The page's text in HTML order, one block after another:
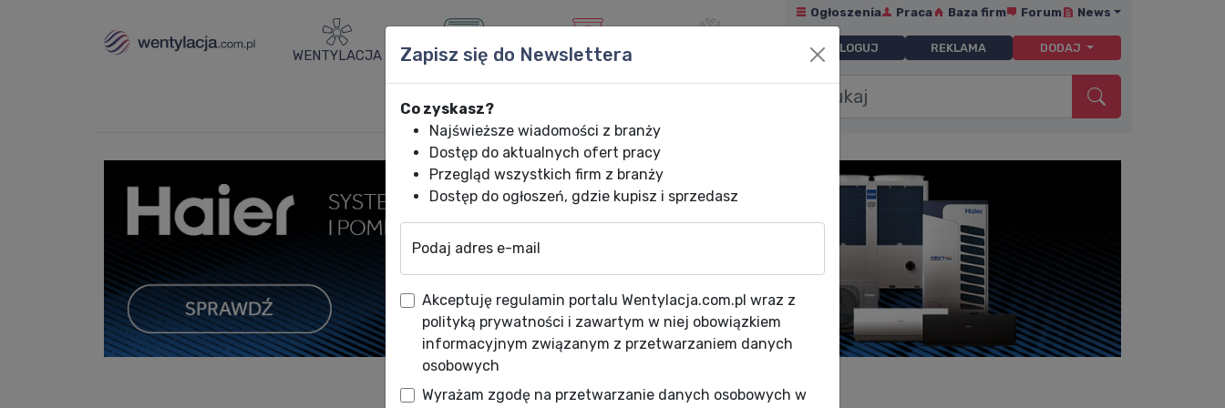
WENTYLACJA KLIMATYZACJA OGRZEWANIE
Ogłoszenia Praca Baza firm Forum News
ZALOGUJ REKLAMA DODAJ
Zapisz się do Newslettera
Co zyskasz?
Najświeższe wiadomości z branży
Dostęp do aktualnych ofert pracy
Przegląd wszystkich firm z branży
Dostęp do ogłoszeń, gdzie kupisz i sprzedasz
Podaj adres e-mail
Akceptuję regulamin portalu Wentylacja.com.pl wraz z
polityką prywatności i zawartym w niej obowiązkiem
informacyjnym związanym z przetwarzaniem danych
osobowych
Wyrażam zgodę na przetwarzanie danych osobowych w